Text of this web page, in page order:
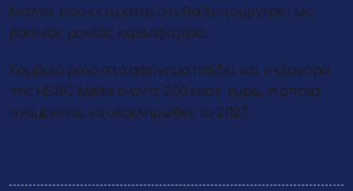
Μάλτα, που εκτιμάται ότι θα λειτουργήσει ως
βασικός μοχλός κερδοφορίας.
Κομβικό ρόλο στο αφήγημα παίζει και η εξαγορά
της HSBC Malta έναντι 200 εκατ. ευρώ, η οποία
αναμένεται να ολοκληρωθεί το 2027.